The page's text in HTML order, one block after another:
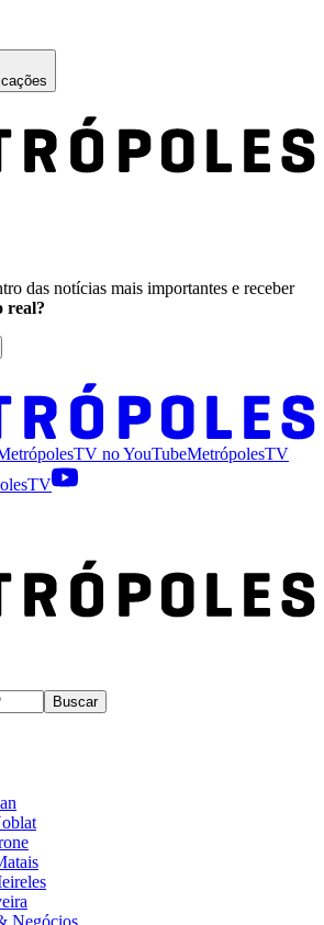
das notícias mais importantes e receber
real?
noYouTubeMetrópolesTV
Buscar
Negócios